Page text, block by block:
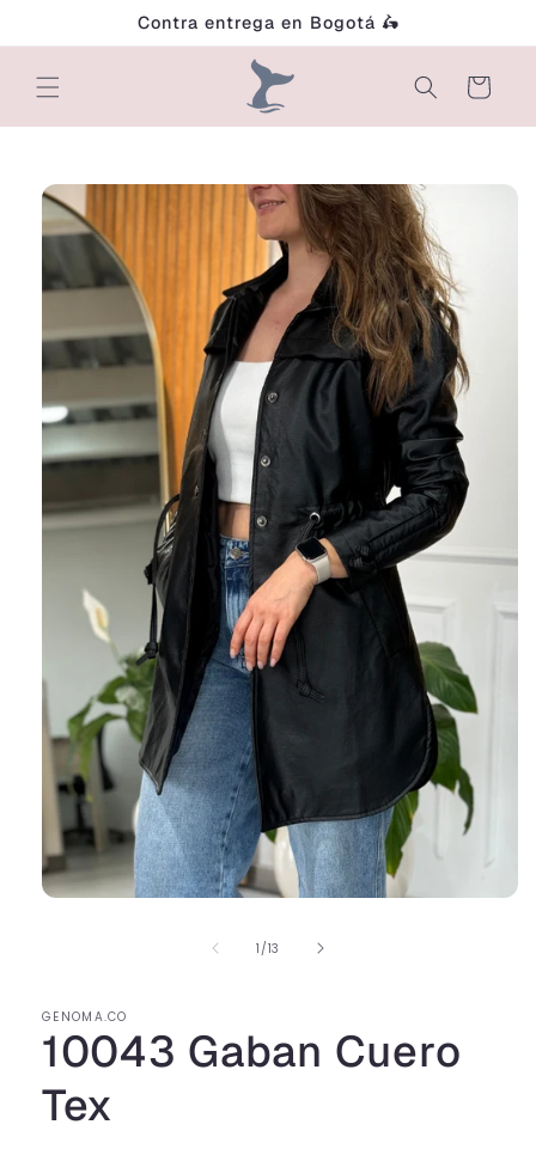
directamente
al contenido
Contra entrega en Bogotá 🛵
Carrito
Ir
información
del producto
1 /de
13
GENOMA.CO
10043 Gaban Cuero
Tex